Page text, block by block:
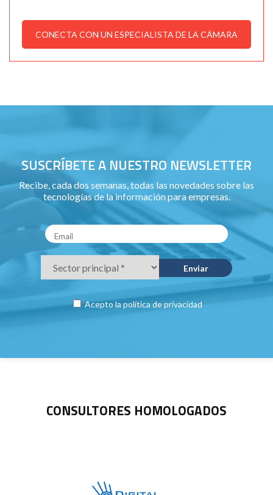
CONECTA CON UN ESPECIALISTA DE LA CÁMARA
SUSCRÍBETE A NUESTRO NEWSLETTER
Recibe, cada dos semanas, todas las novedades sobre las
tecnologías de la información para empresas.
Acepto la política de privacidad
CONSULTORES HOMOLOGADOS